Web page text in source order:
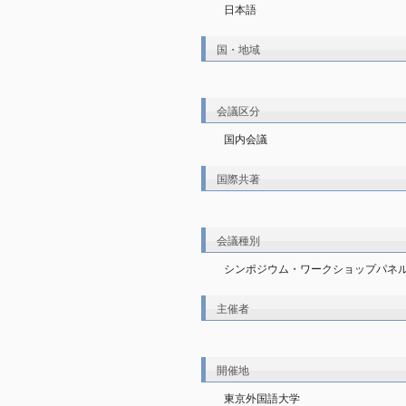
日本語
国・地域
会議区分
国内会議
国際共著
会議種別
シンポジウム・ワークショップパネ
主催者
開催地
東京外国語大学